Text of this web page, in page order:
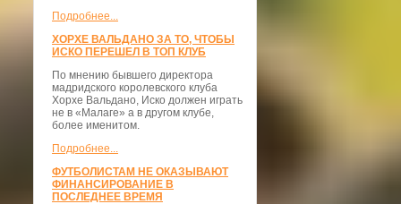
Подробнее...
ХОРХЕ ВАЛЬДАНО ЗА ТО, ЧТОБЫ
ИСКО ПЕРЕШЕЛ В ТОП КЛУБ
По мнению бывшего директора
мадридского королевского клуба
Хорхе Вальдано, Иско должен играть
не в «Малаге» а в другом клубе,
более именитом.
Подробнее...
ФУТБОЛИСТАМ НЕ ОКАЗЫВАЮТ
ФИНАНСИРОВАНИЕ В
ПОСЛЕДНЕЕ ВРЕМЯ